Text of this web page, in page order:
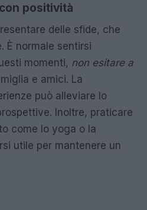
positività
delle sfide, che
È normale sentirsi
momenti, non esitare a
e amici. La
può alleviare lo
Inoltre, praticare
come lo yoga o la
utile per mantenere un